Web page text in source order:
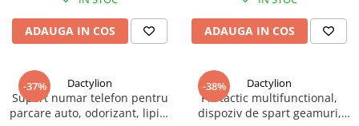
ADAUGA IN COS ADAUGA IN COS
-37% Dactylion
Suport numar telefon pentru
parcare auto, odorizant, lipire
-38% Dactylion
Pix tactic multifunctional,
dispoziv de spart geamuri,